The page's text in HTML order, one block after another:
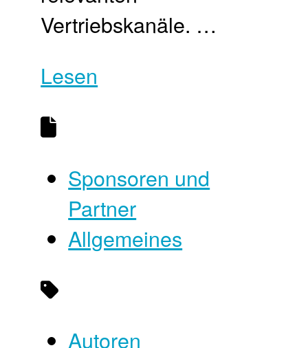
Vertriebskanäle. …
Lesen
Sponsoren und
Partner
Allgemeines
Autoren